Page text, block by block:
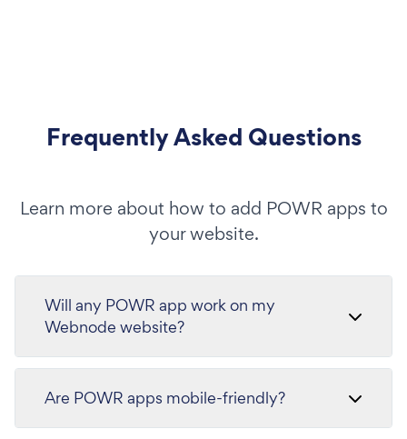
Frequently Asked Questions
Learn more about how to add POWR apps to
your website.
Will any POWR app work on my
Webnode website?
Are POWR apps mobile-friendly?